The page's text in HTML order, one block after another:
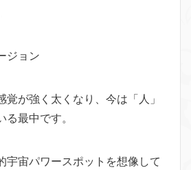
ジョン
覚が強く太くなり、今は「人」
る最中です。
宇宙パワースポットを想像して